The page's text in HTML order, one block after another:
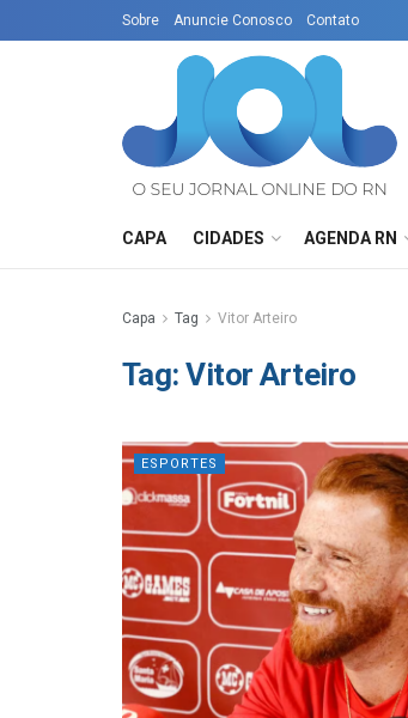
Sobre Anuncie Conosco Contato
CAPA CIDADES AGENDA RN
Capa Tag Vitor Arteiro
Tag:Vitor Arteiro
ESPORTES